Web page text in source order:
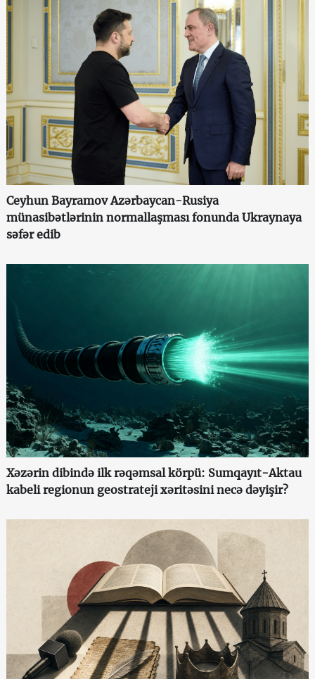
Ceyhun Bayramov Azərbaycan-Rusiya
münasibətlərinin normallaşması fonunda Ukraynaya
səfər edib
Xəzərin dibində ilk rəqəmsal körpü: Sumqayıt-Aktau
kabeli regionun geostrateji xəritəsini necə dəyişir?